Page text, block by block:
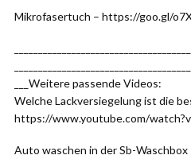
Mikrofasertuch – https://goo.gl/
___Weitere passende Videos:
Welche Lackversiegelung ist die
https://www.youtube.com/
Auto waschen in der Sb-Waschbox